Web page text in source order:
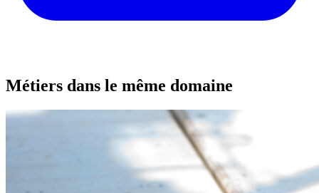
Métiers dans le même domaine